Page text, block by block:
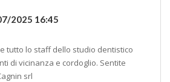
2025 16:45
tutto lo staff dello studio dentistico
di vicinanza e cordoglio. Sentite
srl